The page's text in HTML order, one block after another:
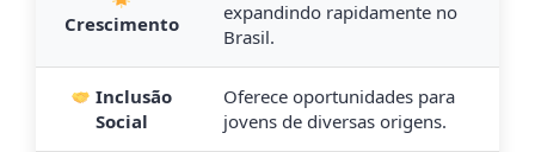
Crescimento
expandindo rapidamente no
Brasil.
Inclusão
Social
Oferece oportunidades para
jovens de diversas origens.